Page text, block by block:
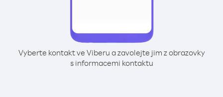
Vyberte kontakt ve Viberu a zavolejte jim z obrazovky
s informacemi kontaktu